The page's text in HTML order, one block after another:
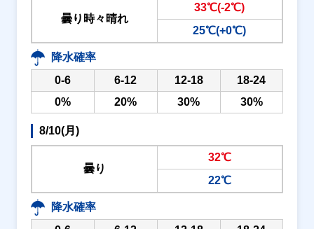
曇り時々晴れ
33℃(-2℃)
25℃(+0℃)
降水確率
0-6
6-12 12-18
18-24
0%
20% 30% 30%
8/10(月)
曇り
32℃
22℃
降水確率